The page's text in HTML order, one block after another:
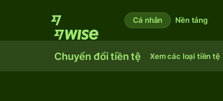
Cá nhân Nền tảng
Chuyển đổi tiền tệ Xem các loại tiền tệ